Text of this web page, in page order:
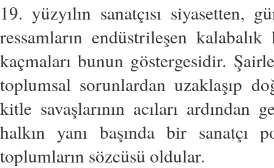
19. yüzyılın sanatçısı siyasetten,
ressamların endüstrileşen
kaçmaları bunun göstergesidir.
toplumsal sorunlardan uzaklaşıp
kitle savaşlarının acıları
halkın yanı başında bir sanatçı
toplumların sözcüsü oldular.